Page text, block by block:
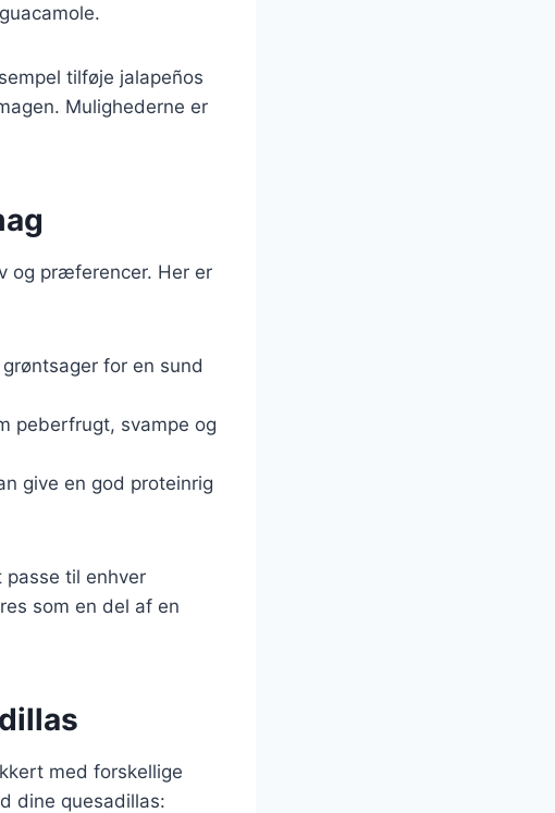
tilføje jalapeños
Mulighederne er
og præferencer. Her er
for en sund
peberfrugt, svampe og
give en god proteinrig
til enhver
som en del af en
med forskellige
dine quesadillas: